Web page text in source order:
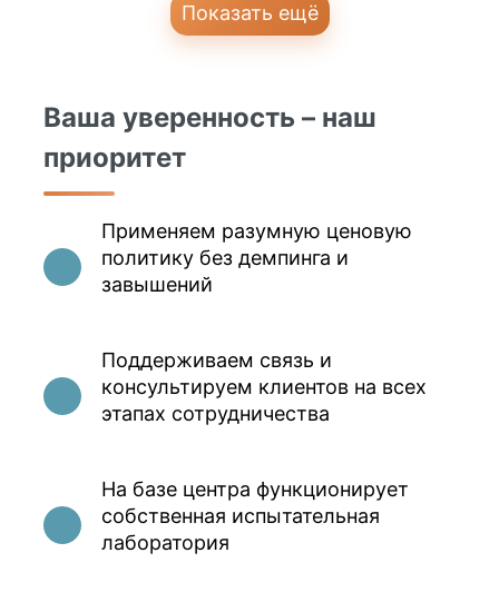
Показать ещё
Ваша уверенность – наш
приоритет
Применяем разумную ценовую
политику без демпинга и
завышений
Поддерживаем связь и
консультируем клиентов на всех
этапах сотрудничества
На базе центра функционирует
собственная испытательная
лаборатория